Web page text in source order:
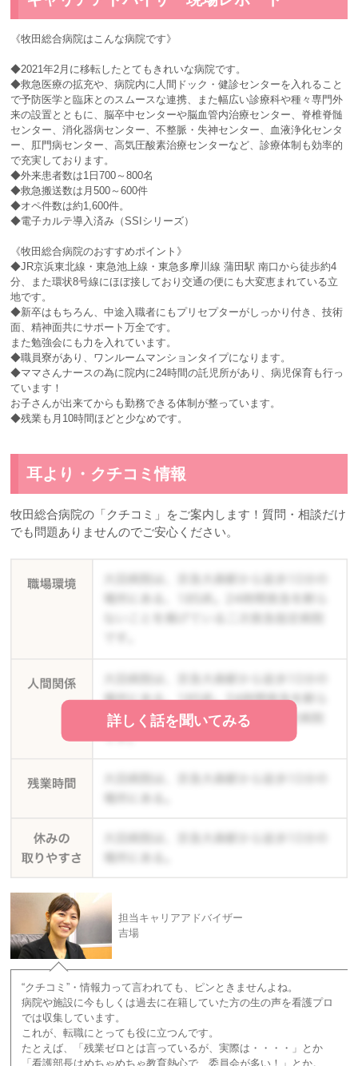
《牧田総合病院はこんな病院です》
◆2021年2月に移転したとてもきれいな病院です。
◆救急医療の拡充や、病院内に人間ドック・健診センターを入れること
で予防医学と臨床とのスムースな連携、また幅広い診療科や種々専門外
来の設置とともに、脳卒中センターや脳血管内治療センター、脊椎脊髄
センター、消化器病センター、不整脈・失神センター、血液浄化センタ
ー、肛門病センター、高気圧酸素治療センターなど、診療体制も効率的
で充実しております。
◆外来患者数は1日700～800名
◆救急搬送数は月500～600件
◆オペ件数は約1,600件。
◆電子カルテ導入済み（SSIシリーズ）
《牧田総合病院のおすすめポイント》
◆JR京浜東北線・東急池上線・東急多摩川線 蒲田駅 南口から徒歩約4
分、また環状8号線にほぼ接しており交通の便にも大変恵まれている立
地です。
◆新卒はもちろん、中途入職者にもプリセプターがしっかり付き、技術
面、精神面共にサポート万全です。
また勉強会にも力を入れています。
◆職員寮があり、ワンルームマンションタイプになります。
◆ママさんナースの為に院内に24時間の託児所があり、病児保育も行っ
ています！
お子さんが出来てからも勤務できる体制が整っています。
◆残業も月10時間ほどと少なめです。
耳より・クチコミ情報
牧田総合病院の「クチコミ」をご案内します！質問・相談だけ
でも問題ありませんのでご安心ください。
詳しく話を聞いてみる
担当キャリアアドバイザー
吉場
“クチコミ”・情報力って言われても、ピンときませんよね。
病院や施設に今もしくは過去に在籍していた方の生の声を看護プロ
では収集しています。
これが、転職にとっても役に立つんです。
たとえば、「残業ゼロとは言っているが、実際は・・・・」とか
「看護部長はめちゃめちゃ教育熱心で、委員会が多い！」とか。